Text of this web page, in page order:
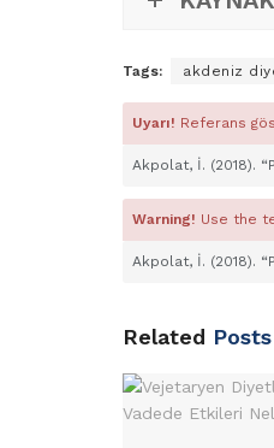
Tags: akdeniz
Uyarı! Referans
Akpolat, İ. (2018).
Warning! Use the
Akpolat, İ. (2018).
Related Posts